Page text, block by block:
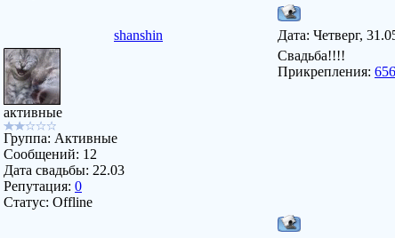
shanshin Дата: Четверг,
активные
Группа: Активные
Сообщений: 12
Дата свадьбы: 22.03
Репутация: 0
Статус: Offline
Свадьба!!!!
Прикрепления: